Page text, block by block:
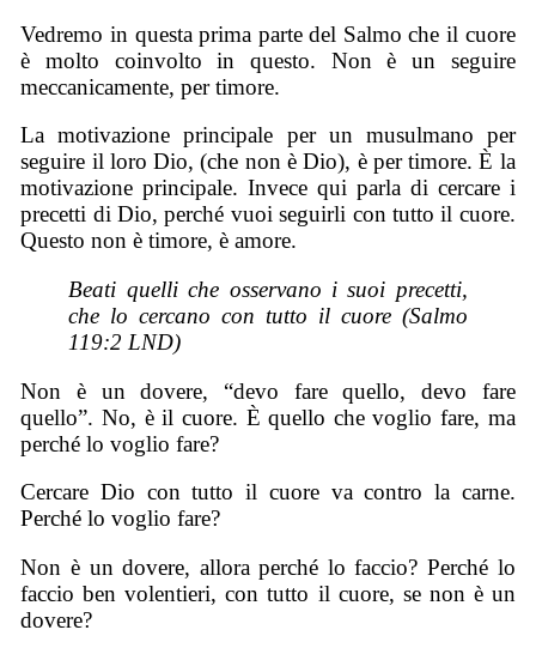
Vedremo in questa prima parte del Salmo che il cuore
è molto coinvolto in questo. Non è un seguire
meccanicamente, per timore.
La motivazione principale per un musulmano per
seguire il loro Dio, (che non è Dio), è per timore. È la
motivazione principale. Invece qui parla di cercare i
precetti di Dio, perché vuoi seguirli con tutto il cuore.
Questo non è timore, è amore.
Beati quelli che osservano i suoi precetti,
che lo cercano con tutto il cuore (Salmo
119:2 LND)
Non è un dovere, “devo fare quello, devo fare
quello”. No, è il cuore. È quello che voglio fare, ma
perché lo voglio fare?
Cercare Dio con tutto il cuore va contro la carne.
Perché lo voglio fare?
Non è un dovere, allora perché lo faccio? Perché lo
faccio ben volentieri, con tutto il cuore, se non è un
dovere?